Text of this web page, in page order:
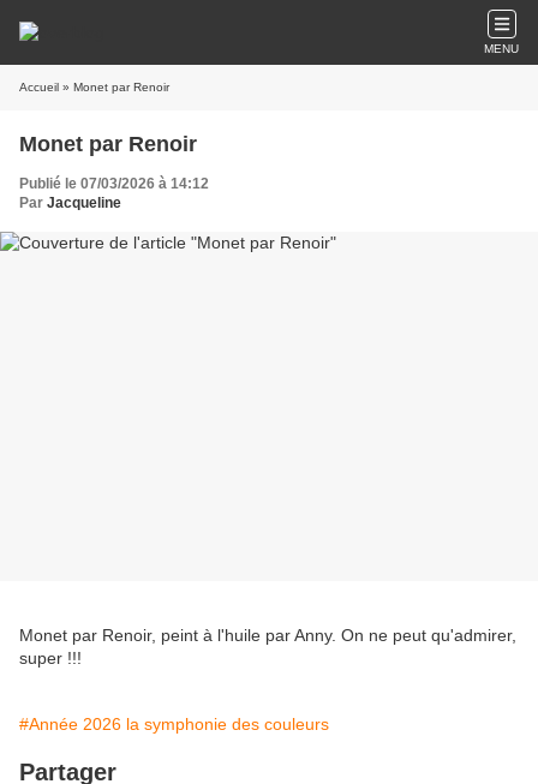
MENU
Accueil » Monet par Renoir
Monet par Renoir
Publié le 07/03/2026 à 14:12
Par Jacqueline
Monet par Renoir, peint à l'huile par Anny. On ne peut qu'admirer,
super !!!
#Année 2026 la symphonie des couleurs
Partager